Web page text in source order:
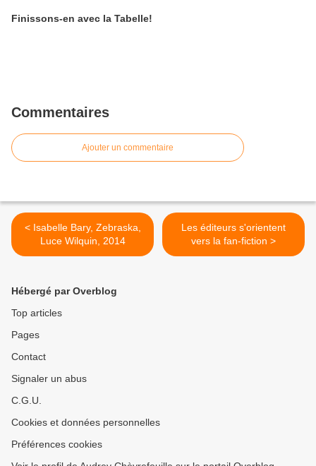
Finissons-en avec la Tabelle!
Commentaires
Ajouter un commentaire
< Isabelle Bary, Zebraska,
Luce Wilquin, 2014
Les éditeurs s'orientent
vers la fan-fiction >
Hébergé par Overblog
Top articles
Pages
Contact
Signaler un abus
C.G.U.
Cookies et données personnelles
Préférences cookies